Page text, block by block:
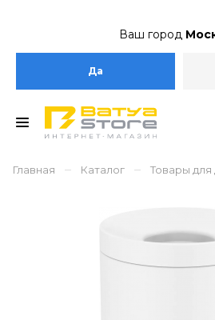
Ваш город
Да
Главная – Каталог – Товары для